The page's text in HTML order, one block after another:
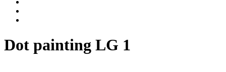
Dot painting LG 1